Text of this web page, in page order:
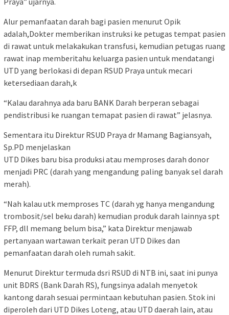
Alur pemanfaatan darah bagi pasien menurut Opik
adalah,Dokter memberikan instruksi ke petugas tempat pasien
di rawat untuk melakakukan transfusi, kemudian petugas ruang
rawat inap memberitahu keluarga pasien untuk mendatangi
UTD yang berlokasi di depan RSUD Praya untuk mecari
ketersediaan darah,k
“Kalau darahnya ada baru BANK Darah berperan sebagai
pendistribusi ke ruangan temapat pasien di rawat” jelasnya.
Sementara itu Direktur RSUD Praya dr Mamang Bagiansyah,
Sp.PD menjelaskan
UTD Dikes baru bisa produksi atau memproses darah donor
menjadi PRC (darah yang mengandung paling banyak sel darah
merah).
“Nah kalau utk memproses TC (darah yg hanya mengandung
trombosit/sel beku darah) kemudian produk darah lainnya spt
FFP, dll memang belum bisa,” kata Direktur menjawab
pertanyaan wartawan terkait peran UTD Dikes dan
pemanfaatan darah oleh rumah sakit.
Menurut Direktur termuda dsri RSUD di NTB ini, saat ini punya
unit BDRS (Bank Darah RS), fungsinya adalah menyetok
kantong darah sesuai permintaan kebutuhan pasien. Stok ini
diperoleh dari UTD Dikes Loteng, atau UTD daerah lain, atau